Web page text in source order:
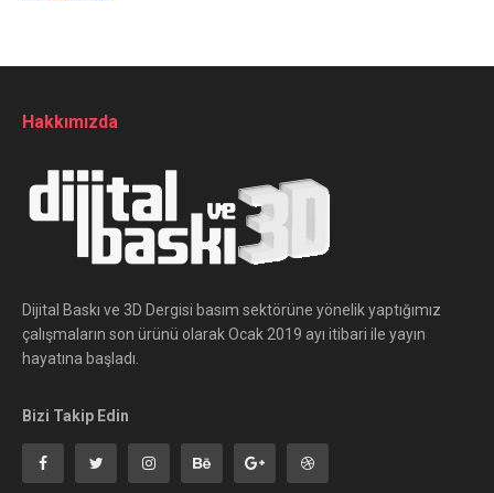
Hakkımızda
Dijital Baskı ve 3D Dergisi basım sektörüne yönelik yaptığımız
çalışmaların son ürünü olarak Ocak 2019 ayı itibari ile yayın
hayatına başladı.
Bizi Takip Edin